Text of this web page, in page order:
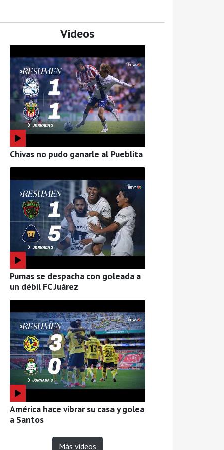
Videos
Chivas no pudo ganarle al Pueblita
Pumas se despacha con goleada a
un débil FC Juárez
América hace vibrar su casa y golea
a Santos
Más videos